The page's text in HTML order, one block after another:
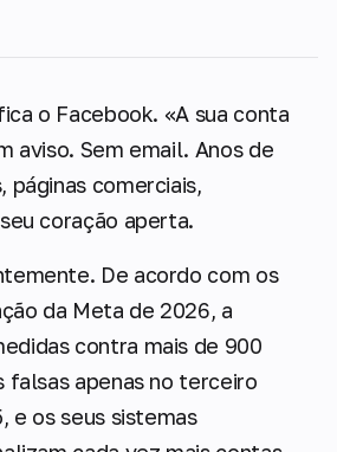
o Facebook. «A sua conta
aviso. Sem email. Anos de
páginas comerciais,
coração aperta.
De acordo com os
da Meta de 2026, a
contra mais de 900
falsas apenas no terceiro
e os seus sistemas